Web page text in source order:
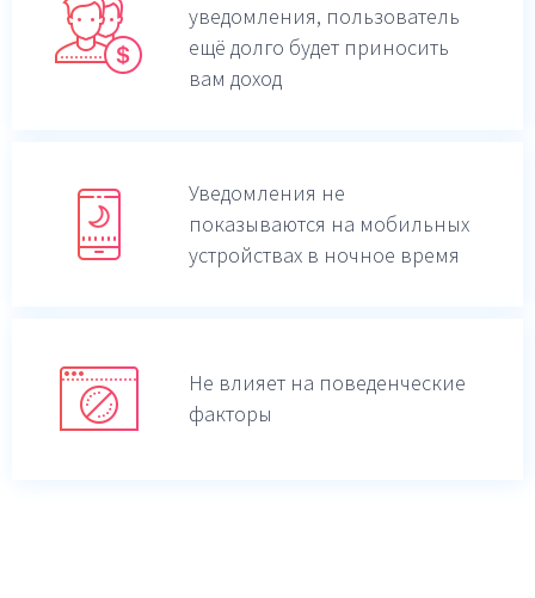
уведомления, пользователь
ещё долго будет приносить
вам доход
Уведомления не
показываются на мобильных
устройствах в ночное время
Не влияет на поведенческие
факторы